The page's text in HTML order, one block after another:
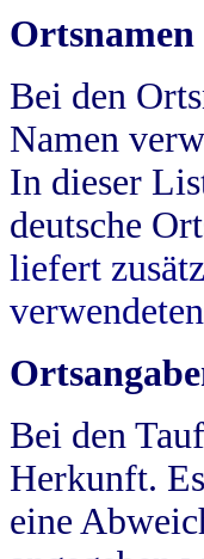
Ortsnamen
Bei den
Namen
In dieser
deutsche
liefert
Bei den
Herkunft.
eine